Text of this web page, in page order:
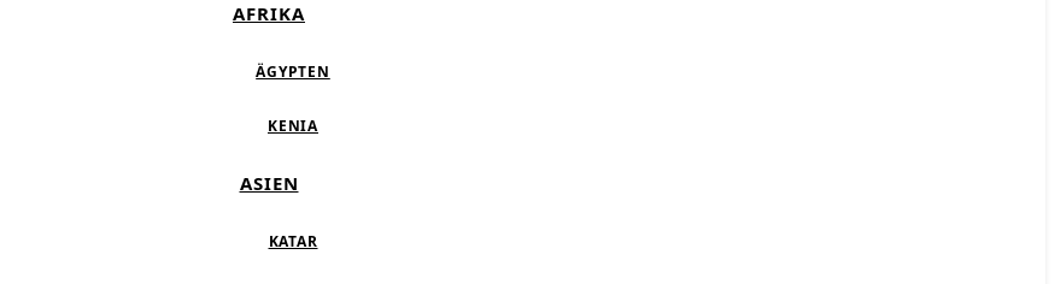
AFRIKA
ÄGYPTEN
KENIA
ASIEN
KATAR